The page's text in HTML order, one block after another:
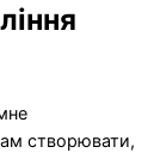
створювати,